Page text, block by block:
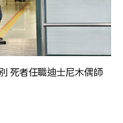
死者任職迪士尼木偶師